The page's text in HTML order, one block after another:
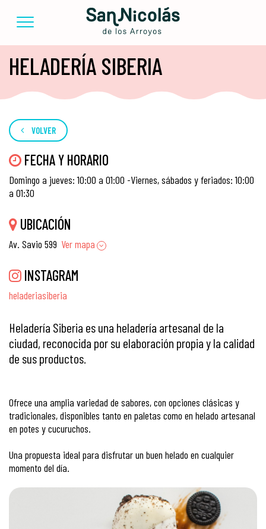
HELADERÍA SIBERIA
VOLVER
FECHA Y HORARIO
Domingo a jueves: 10:00 a 01:00 -Viernes, sábados y feriados: 10:00
a 01:30
UBICACIÓN
Av. Savio 599 Ver mapa
INSTAGRAM
heladeriasiberia
Heladería Siberia es una heladería artesanal de la
ciudad, reconocida por su elaboración propia y la calidad
de sus productos.
Ofrece una amplia variedad de sabores, con opciones clásicas y
tradicionales, disponibles tanto en paletas como en helado artesanal
en potes y cucuruchos.
Una propuesta ideal para disfrutar un buen helado en cualquier
momento del día.